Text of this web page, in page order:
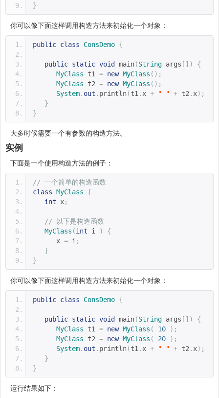
}
你可以像下面这样调用构造方法来初始化一个对象：
public class ConsDemo {
public static void main(String args [])
{
MyClass t1 = new MyClass ();
MyClass t2 = new MyClass ();
System. out . println(t1 . x + " " + t2 . x);
}
}
大多时候需要一个有参数的构造方法。
实例
下面是一个使用构造方法的例子：
// 一个简单的构造函数
class MyClass
{
int x;
// 以下是构造函数
MyClass (int i )
{
      x
= i ;
}
}
你可以像下面这样调用构造方法来初始化一个对象：
public class ConsDemo {
public static void main(String args [])
{
MyClass t1 = new MyClass ( 10
);
MyClass t2 = new MyClass ( 20
);
System. out . println(t1 . x + " " + t2 . x);
}
}
运行结果如下：